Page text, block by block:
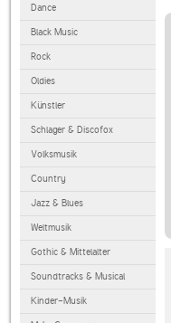
Dance
Black Music
Rock
Oldies
Künstler
Schlager & Discofox
Volksmusik
Country
Jazz & Blues
Weltmusik
Gothic & Mittelalter
Soundtracks & Musical
Kinder-Musik